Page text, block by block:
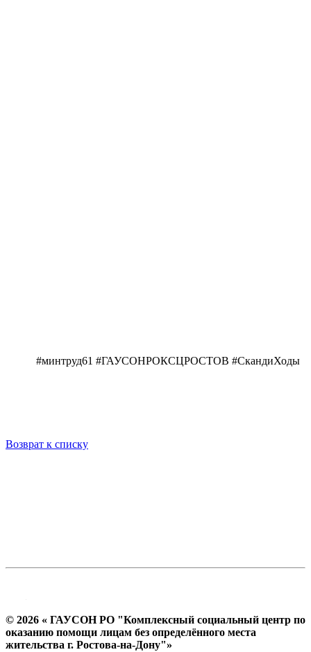
#минтруд61 #ГАУСОНРОКСЦРОСТОВ #СкандиХоды
Возврат к списку
© 2026 « ГАУСОН РО "Комплексный социальный центр по
оказанию помощи лицам без определённого места
жительства г. Ростова-на-Дону"»